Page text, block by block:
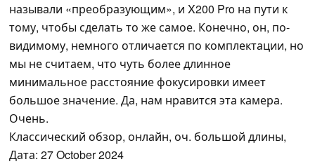
называли «преобразующим», и X200 Pro на пути к
тому, чтобы сделать то же самое. Конечно, он, по-
видимому, немного отличается по комплектации, но
мы не считаем, что чуть более длинное
минимальное расстояние фокусировки имеет
большое значение. Да, нам нравится эта камера.
Очень.
Классический обзор, онлайн, оч. большой длины,
Дата: 27 October 2024